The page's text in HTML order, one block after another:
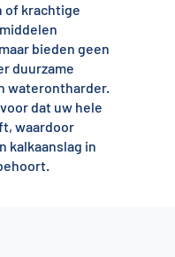
of krachtige
bieden geen
duurzame
waterontharder.
dat uw hele
waardoor
kalkaanslag in